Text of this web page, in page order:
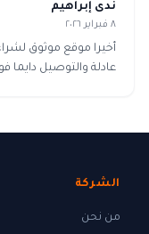
ندى إبراهيم
٨ فبراير ٢٠٢٦
أخيرا موقع موثوق
عادلة والتوصيل دايما
الشركة
من نحن